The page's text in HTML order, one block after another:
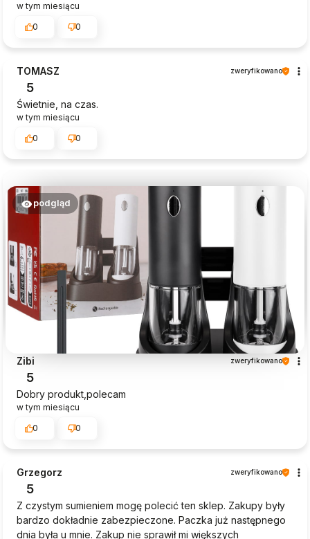
w tym miesiącu
0
0
TOMASZ zweryfikowano
5
Świetnie, na czas.
w tym miesiącu
0
0
podgląd
Zibi zweryfikowano
5
Dobry produkt,polecam
w tym miesiącu
0
0
Grzegorz zweryfikowano
5
Z czystym sumieniem mogę polecić ten sklep. Zakupy były
bardzo dokładnie zabezpieczone. Paczka już następnego
dnia była u mnie. Zakup nie sprawił mi większych